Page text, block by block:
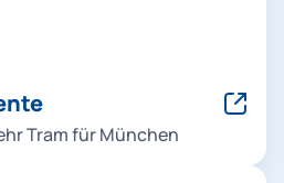
Tram für München